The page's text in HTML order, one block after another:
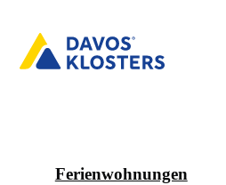
Ferienwohnungen